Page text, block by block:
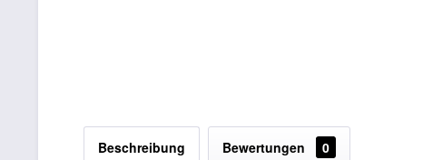
Beschreibung Bewertungen 0